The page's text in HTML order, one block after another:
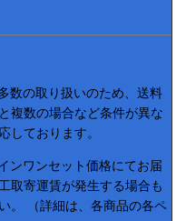
数の取り扱いのため、送料
複数の場合など条件が異な
しております。
ンワンセット価格にてお届
取寄運賃が発生する場合も
。 （詳細は、各商品の各ペ